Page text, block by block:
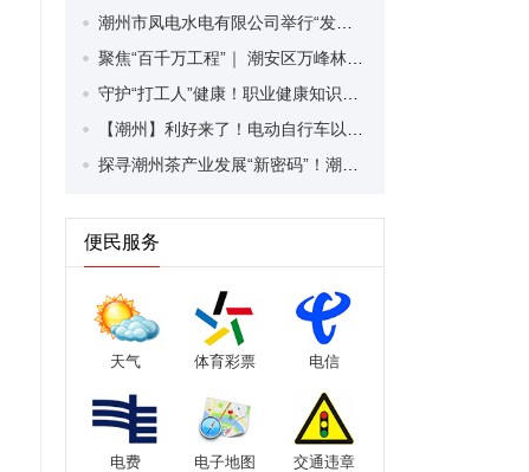
便民服务
天气 体育彩票 电信
电费 电子地图 交通违章